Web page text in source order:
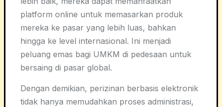
platform online untuk memasarkan produk
mereka ke pasar yang lebih luas, bahkan
hingga ke level internasional. Ini menjadi
peluang emas bagi UMKM di pedesaan untuk
bersaing di pasar global.
Dengan demikian, perizinan berbasis elektronik
tidak hanya memudahkan proses administrasi,